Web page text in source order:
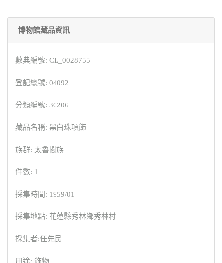
博物館藏品資訊
數典編號: CL_0028755
登記總號: 04092
分類編號: 30206
藏品名稱: 黑白珠項飾
族群: 太魯閣族
件數: 1
採集時間: 1959/01
採集地點: 花蓮縣秀林鄉秀林村
採集者:任先民
用途: 飾物